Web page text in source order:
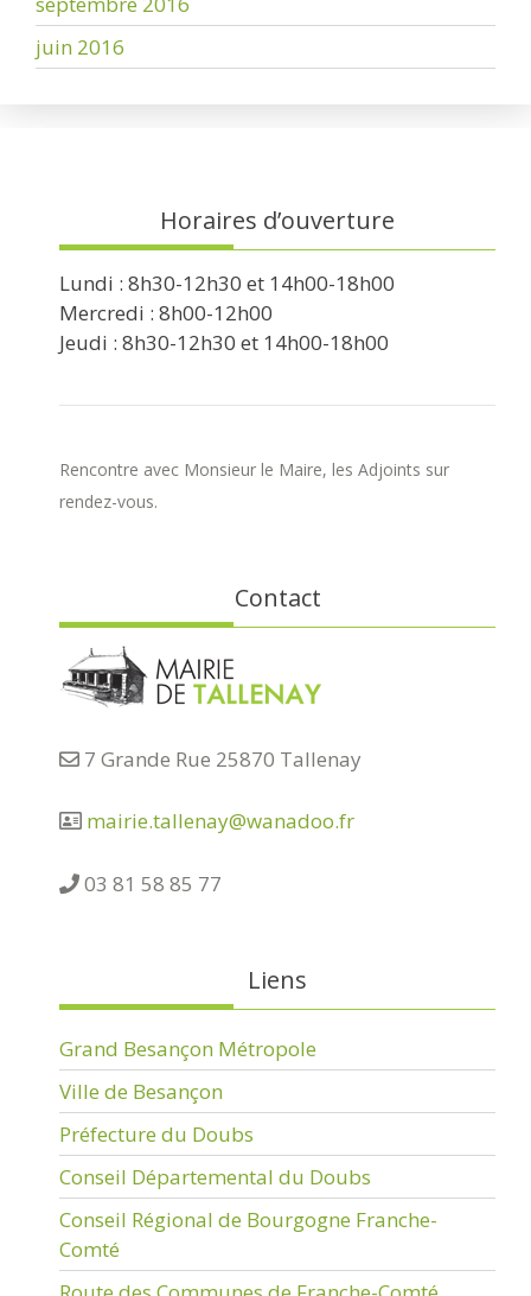
juin 2016
Horaires d’ouverture
Lundi : 8h30-12h30 et 14h00-18h00
Mercredi : 8h00-12h00
Jeudi : 8h30-12h30 et 14h00-18h00
Rencontre avec Monsieur le Maire, les Adjoints sur
rendez-vous.
Contact
7 Grande Rue 25870 Tallenay
mairie.tallenay@wanadoo.fr
03 81 58 85 77
Liens
Grand Besançon Métropole
Ville de Besançon
Préfecture du Doubs
Conseil Départemental du Doubs
Conseil Régional de Bourgogne Franche-
Comté